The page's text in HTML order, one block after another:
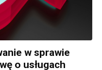
w sprawie
o usługach